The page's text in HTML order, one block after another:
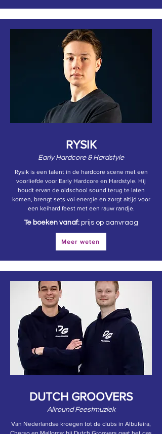
RYSIK
Early Hardcore & Hardstyle
Rysik is een talent in de hardcore scene met een
voorliefde voor Early Hardcore en Hardstyle. Hij
houdt ervan de oldschool sound terug te laten
komen, brengt sets vol energie en zorgt altijd voor
een keihard feest met een rauw randje.
Te boeken vanaf: prijs op aanvraag
Meer weten
DUTCH GROOVERS
Allround Feestmuziek
Van Nederlandse kroegen tot de clubs in Albufeira,